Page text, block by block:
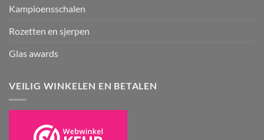
Kampioensschalen
Rozetten en sjerpen
Glas awards
VEILIG WINKELEN EN BETALEN